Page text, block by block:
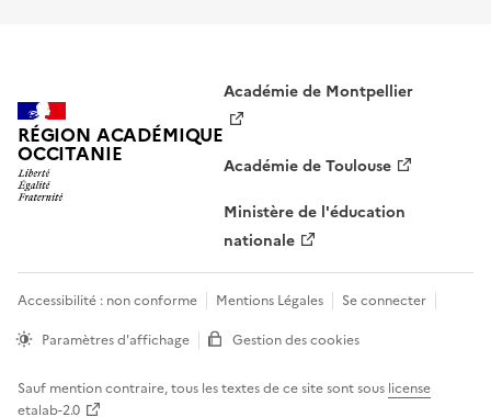
RÉGION ACADÉMIQUE
OCCITANIE
Académie de Montpellier
Académie de Toulouse
Ministère de l'éducation
nationale
Accessibilité : non conforme Mentions Légales
Se connecter
Paramètres d'affichage
Gestion des cookies
Sauf mention contraire, tous les textes de ce site sont sous license
etalab-2.0